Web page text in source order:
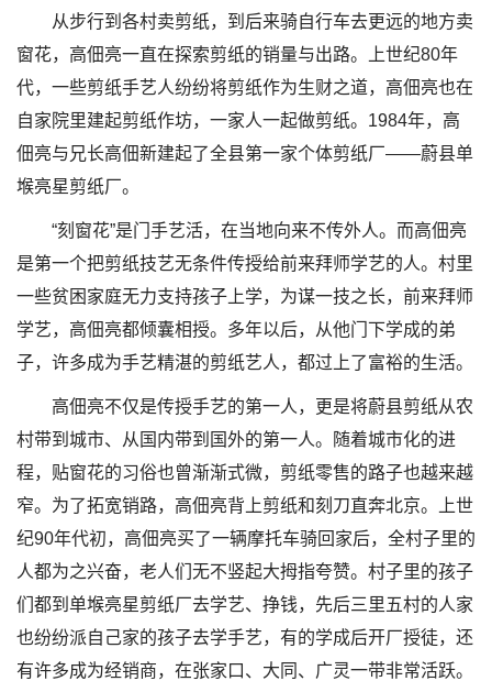
从步行到各村卖剪纸，到后来骑自行车去更远的地方卖
窗花，高佃亮一直在探索剪纸的销量与出路。上世纪80年
代，一些剪纸手艺人纷纷将剪纸作为生财之道，高佃亮也在
自家院里建起剪纸作坊，一家人一起做剪纸。1984年，高
佃亮与兄长高佃新建起了全县第一家个体剪纸厂——蔚县单
堠亮星剪纸厂。
“刻窗花”是门手艺活，在当地向来不传外人。而高佃亮
是第一个把剪纸技艺无条件传授给前来拜师学艺的人。村里
一些贫困家庭无力支持孩子上学，为谋一技之长，前来拜师
学艺，高佃亮都倾囊相授。多年以后，从他门下学成的弟
子，许多成为手艺精湛的剪纸艺人，都过上了富裕的生活。
高佃亮不仅是传授手艺的第一人，更是将蔚县剪纸从农
村带到城市、从国内带到国外的第一人。随着城市化的进
程，贴窗花的习俗也曾渐渐式微，剪纸零售的路子也越来越
窄。为了拓宽销路，高佃亮背上剪纸和刻刀直奔北京。上世
纪90年代初，高佃亮买了一辆摩托车骑回家后，全村子里的
人都为之兴奋，老人们无不竖起大拇指夸赞。村子里的孩子
们都到单堠亮星剪纸厂去学艺、挣钱，先后三里五村的人家
也纷纷派自己家的孩子去学手艺，有的学成后开厂授徒，还
有许多成为经销商，在张家口、大同、广灵一带非常活跃。